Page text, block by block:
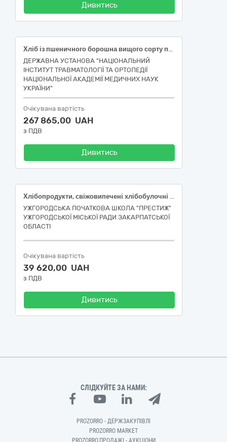
Дивитись
Хліб із пшеничного борошна вищого сорту подовий, в упаковці
ДЕРЖАВНА УСТАНОВА "НАЦІОНАЛЬНИЙ
ІНСТИТУТ ТРАВМАТОЛОГІЇ ТА ОРТОПЕДІЇ
НАЦІОНАЛЬНОЇ АКАДЕМІЇ МЕДИЧНИХ НАУК
УКРАЇНИ"
Очікувана вартість
267 865,00 UAH
з ПДВ
Дивитись
Хлібопродукти, свіжовипечені хлібобулочні та кондитерські вироби за кодом ДК 021:2015 15810000-9 - Хлібопродукти, свіжовипечені хлібобулочні та кондитерські вироби
УЖГОРОДСЬКА ПОЧАТКОВА ШКОЛА "ПРЕСТИЖ"
УЖГОРОДСЬКОЇ МІСЬКОЇ РАДИ ЗАКАРПАТСЬКОЇ
ОБЛАСТІ
Очікувана вартість
39 620,00 UAH
з ПДВ
Дивитись
СЛІДКУЙТЕ ЗА НАМИ:
PROZORRO - ДЕРЖЗАКУПІВЛІ
PROZORRO MARKET
PROZORRO.ПРОДАЖІ - АУКЦІОНИ